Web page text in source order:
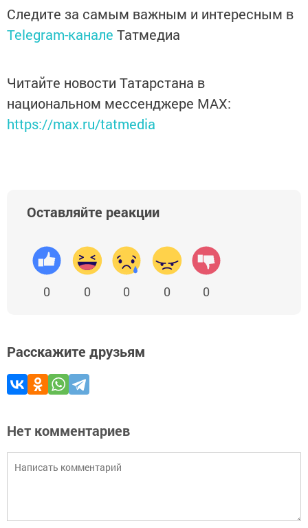
Следите за самым важным и интересным в
Telegram-канале Татмедиа
Читайте новости Татарстана в
национальном мессенджере MАХ:
https://max.ru/tatmedia
Оставляйте реакции
0 0 0 0 0
Расскажите друзьям
Нет комментариев